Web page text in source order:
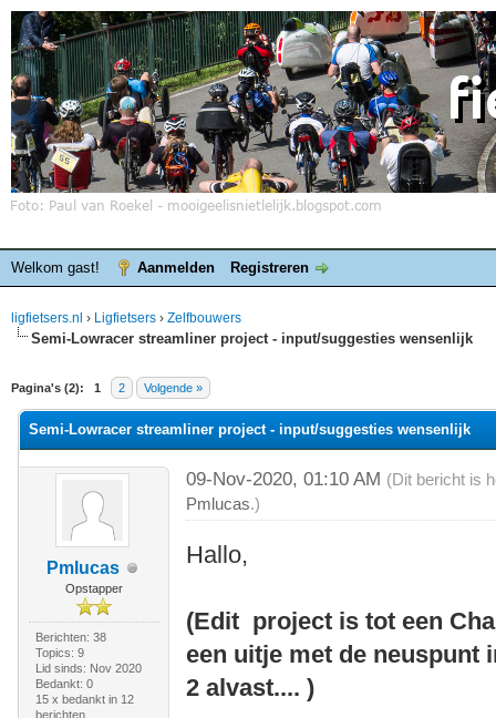
Welkom gast! Aanmelden Registreren
ligfietsers.nl › Ligfietsers › Zelfbouwers
Semi-Lowracer streamliner project - input/suggesties wensenlijk
Pagina's (2): 1 2 Volgende »
waardering is 0
Semi-Lowracer streamliner project - input/suggesties wensenlijk
Pmlucas
Opstapper
Berichten: 38
Topics: 9
Lid sinds: Nov 2020
Bedankt: 0
15 x bedankt in 12
berichten
09-Nov-2020, 01:10 AM (Dit bericht is
Pmlucas.)
Hallo,
(Edit project is tot een
een uitje met de neuspunt
2 alvast.... )